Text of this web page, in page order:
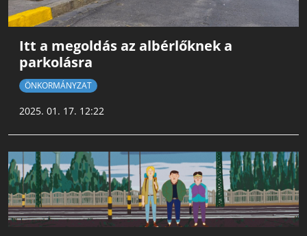
Itt a megoldás az albérlőknek a
parkolásra
ÖNKORMÁNYZAT
2025. 01. 17. 12:22